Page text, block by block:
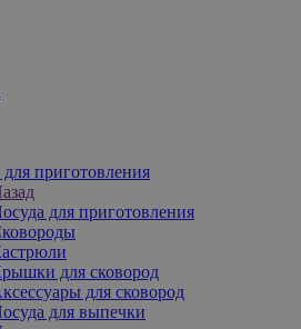
приготовления
для приготовления
для сковород
для сковород
для выпечки